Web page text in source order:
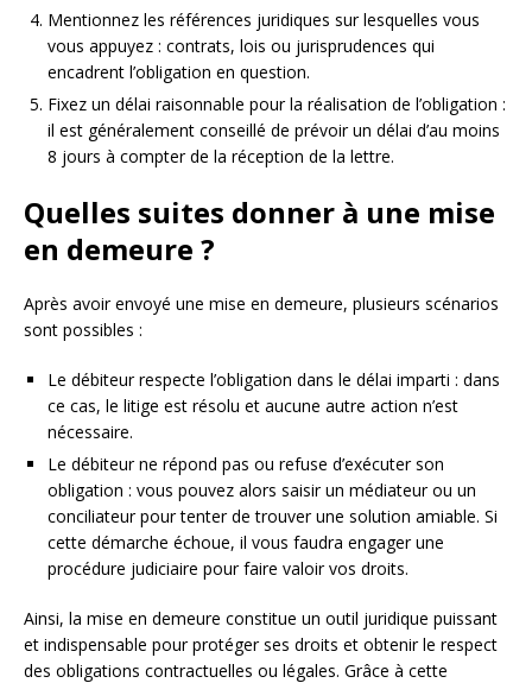
Mentionnez les références juridiques sur lesquelles vous
vous appuyez : contrats, lois ou jurisprudences qui
encadrent l’obligation en question.
Fixez un délai raisonnable pour la réalisation de l’obligation :
il est généralement conseillé de prévoir un délai d’au moins
8 jours à compter de la réception de la lettre.
Quelles suites donner à une mise
en demeure ?
Après avoir envoyé une mise en demeure, plusieurs scénarios
sont possibles :
Le débiteur respecte l’obligation dans le délai imparti : dans
ce cas, le litige est résolu et aucune autre action n’est
nécessaire.
Le débiteur ne répond pas ou refuse d’exécuter son
obligation : vous pouvez alors saisir un médiateur ou un
conciliateur pour tenter de trouver une solution amiable. Si
cette démarche échoue, il vous faudra engager une
procédure judiciaire pour faire valoir vos droits.
Ainsi, la mise en demeure constitue un outil juridique puissant
et indispensable pour protéger ses droits et obtenir le respect
des obligations contractuelles ou légales. Grâce à cette